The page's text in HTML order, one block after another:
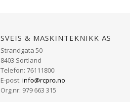
Sveis & Maskinteknikk AS
Strandgata 50
8403 Sortland
Telefon: 76111800
E-post: info@rcpro.no
Org.nr: 979 663 315